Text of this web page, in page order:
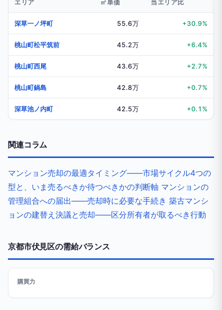
エリア ㎡単価 当エリア比
深草一ノ坪町 55.6万 +30.9%
桃山町松平筑前 45.2万 +6.4%
桃山町西尾 43.6万 +2.7%
桃山町鍋島 42.8万 +0.7%
深草池ノ内町 42.5万 +0.1%
関連コラム
マンション売却の最適タイミング——市場サイクル4つの
型と、いま売るべきか待つべきかの判断軸 マンションの
管理組合への届出——売却時に必要な手続き 築古マンシ
ョンの建替え決議と売却——区分所有者が取るべき行動
京都市伏見区の需給バランス
購買力